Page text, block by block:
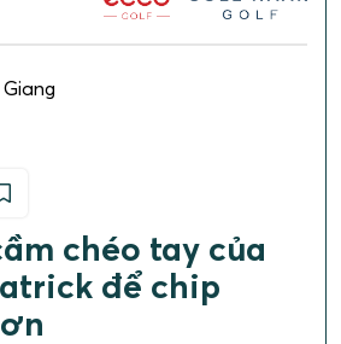
chéo tay của
để chip